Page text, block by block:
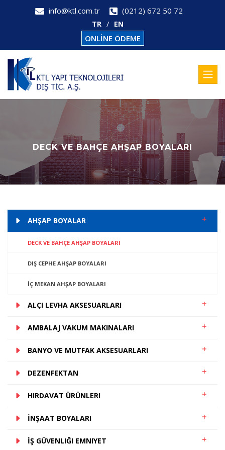
info@ktl.com.tr (0212) 672 50 72
TR EN
ONLİNE ÖDEME
DECK VE BAHÇE AHŞAP BOYALARI
AHŞAP BOYALAR
DECK VE BAHÇE AHŞAP BOYALARI
DIŞ CEPHE AHŞAP BOYALARI
İÇ MEKAN AHŞAP BOYALARI
ALÇI LEVHA AKSESUARLARI
AMBALAJ VAKUM MAKINALARI
BANYO VE MUTFAK AKSESUARLARI
DEZENFEKTAN
HIRDAVAT ÜRÜNLERI
İNŞAAT BOYALARI
İŞ GÜVENLIĞI EMNIYET